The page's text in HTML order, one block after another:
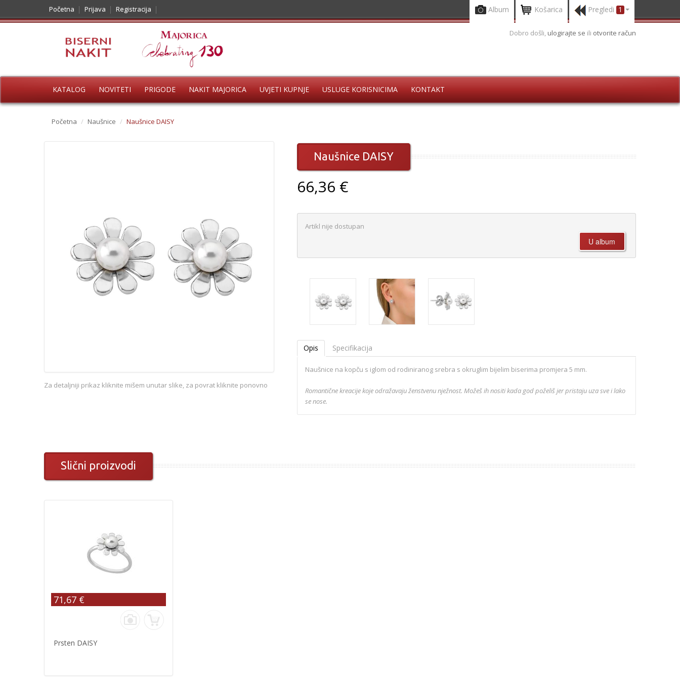
Početna Prijava Registracija Album Košarica Pregledi 1
Dobro došli, ulogirajte se ili otvorite račun
KATALOG NOVITETI PRIGODE NAKIT MAJORICA UVJETI KUPNJE USLUGE KORISNICIMA KONTAKT
Početna / Naušnice / Naušnice DAISY
Za detaljniji prikaz kliknite mišem unutar slike, za povrat kliknite ponovno
Naušnice DAISY
66,36 €
Artikl nije dostupan
Opis Specifikacija
Naušnice na kopču s iglom od rodiniranog srebra s okruglim bijelim biserima promjera 5 mm.
Romantične kreacije koje odražavaju ženstvenu nježnost. Možeš ih nositi kada god poželiš jer pristaju uza sve i lako
se nose.
Slični proizvodi
71,67 €
Prsten DAISY